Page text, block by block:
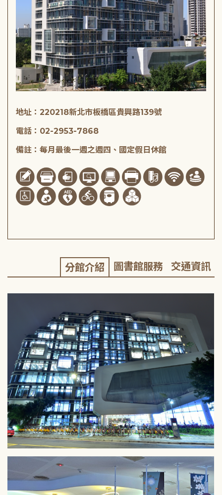
地址：220218新北市板橋區貴興路139號
電話：02-2953-7868
備註：每月最後一週之週四、國定假日休館
分館介紹 圖書館服務 交通資訊